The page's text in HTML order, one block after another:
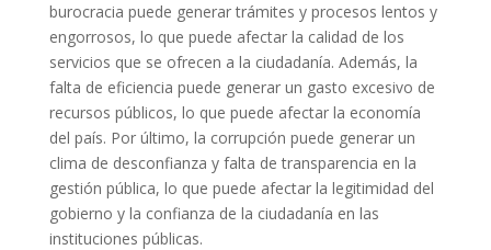
burocracia puede generar trámites y procesos lentos y
engorrosos, lo que puede afectar la calidad de los
servicios que se ofrecen a la ciudadanía. Además, la
falta de eficiencia puede generar un gasto excesivo de
recursos públicos, lo que puede afectar la economía
del país. Por último, la corrupción puede generar un
clima de desconfianza y falta de transparencia en la
gestión pública, lo que puede afectar la legitimidad del
gobierno y la confianza de la ciudadanía en las
instituciones públicas.